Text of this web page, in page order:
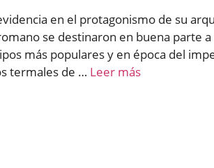
en el protagonismo de su
se destinaron en buena parte
más populares y en época del
termales de … Leer más